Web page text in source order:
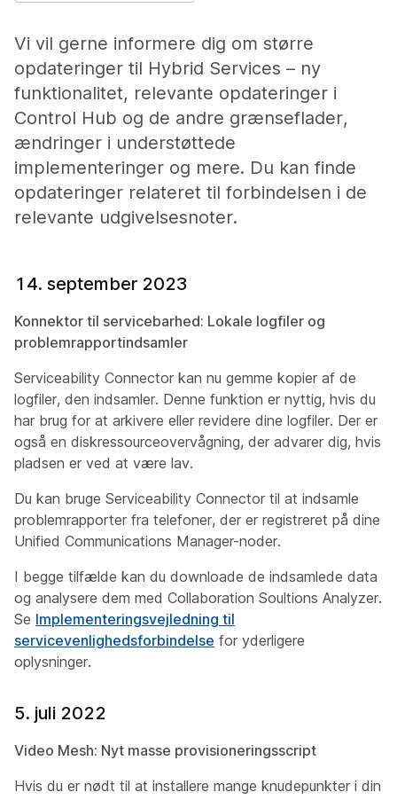
Vi vil gerne informere dig om større
opdateringer til Hybrid Services – ny
funktionalitet, relevante opdateringer i
Control Hub og de andre grænseflader,
ændringer i understøttede
implementeringer og mere. Du kan finde
opdateringer relateret til forbindelsen i de
relevante udgivelsesnoter.
14. september 2023
Konnektor til servicebarhed: Lokale logfiler og
problemrapportindsamler
Serviceability Connector kan nu gemme kopier af de
logfiler, den indsamler. Denne funktion er nyttig, hvis du
har brug for at arkivere eller revidere dine logfiler. Der er
også en diskressourceovervågning, der advarer dig, hvis
pladsen er ved at være lav.
Du kan bruge Serviceability Connector til at indsamle
problemrapporter fra telefoner, der er registreret på dine
Unified Communications Manager-noder.
I begge tilfælde kan du downloade de indsamlede data
og analysere dem med Collaboration Soultions Analyzer.
Se Implementeringsvejledning til
servicevenlighedsforbindelse for yderligere
oplysninger.
5. juli 2022
Video Mesh: Nyt masse provisioneringsscript
Hvis du er nødt til at installere mange knudepunkter i din